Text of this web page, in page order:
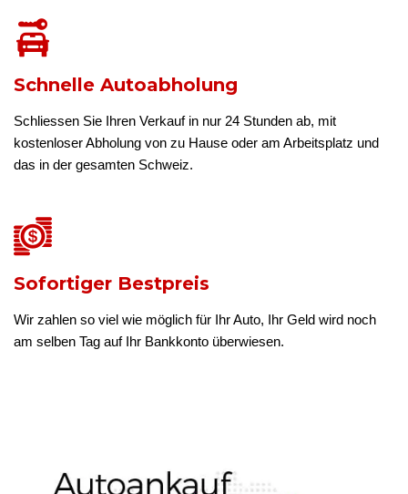
Schnelle Autoabholung
Schliessen Sie Ihren Verkauf in nur 24 Stunden ab, mit
kostenloser Abholung von zu Hause oder am Arbeitsplatz und
das in der gesamten Schweiz.
Sofortiger Bestpreis
Wir zahlen so viel wie möglich für Ihr Auto, Ihr Geld wird noch
am selben Tag auf Ihr Bankkonto überwiesen.